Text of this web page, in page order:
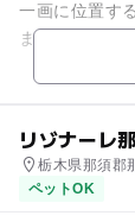
一画に位置す
また県酪農試
リゾナーレ
栃木県那須郡
テル・旅館
ペットOK